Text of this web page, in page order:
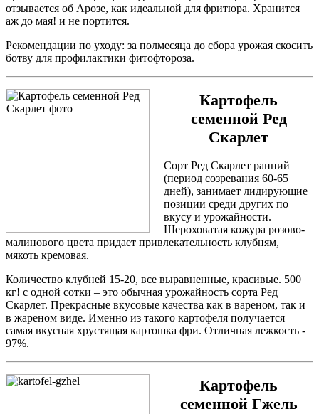
отзывается об Арозе, как идеальной для фритюра. Хранится
аж до мая! и не портится.
Рекомендации по уходу: за полмесяца до сбора урожая скосить
ботву для профилактики фитофтороза.
Картофель
семенной Ред
Скарлет
Сорт Ред Скарлет ранний
(период созревания 60-65
дней), занимает лидирующие
позиции среди других по
вкусу и урожайности.
Шероховатая кожура розово-
малинового цвета придает привлекательность клубням,
мякоть кремовая.
Количество клубней 15-20, все выравненные, красивые. 500
кг! с одной сотки – это обычная урожайность сорта Ред
Скарлет. Прекрасные вкусовые качества как в вареном, так и
в жареном виде. Именно из такого картофеля получается
самая вкусная хрустящая картошка фри. Отличная лежкость -
97%.
Картофель
семенной Гжель